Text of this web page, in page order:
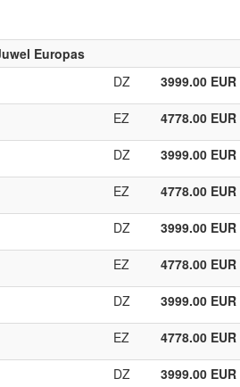
Europas
DZ 3999.00 EUR
EZ 4778.00 EUR
DZ 3999.00 EUR
EZ 4778.00 EUR
DZ 3999.00 EUR
EZ 4778.00 EUR
DZ 3999.00 EUR
EZ 4778.00 EUR
DZ 3999.00 EUR